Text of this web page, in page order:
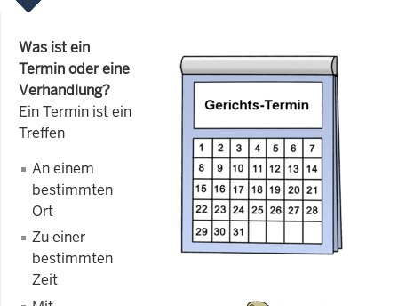
Was ist ein
Termin oder eine
Verhandlung?
Ein Termin ist ein
Treffen
An einem
bestimmten
Ort
Zu einer
bestimmten
Zeit